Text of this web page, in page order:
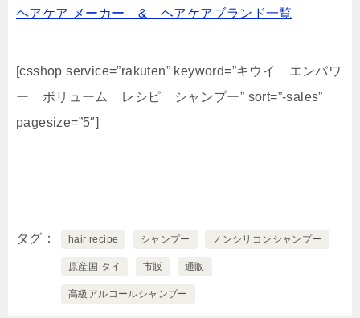
ヘアケア メーカー & ヘアケアブランド一覧
[csshop service=”rakuten” keyword=”キウイ エンパワ
ー ボリューム レシピ シャンプー” sort=”-sales”
pagesize=”5″]
タグ hair recipe シャンプー ノンシリコンシャンプー
原産国 タイ 市販 通販
高級アルコールシャンプー